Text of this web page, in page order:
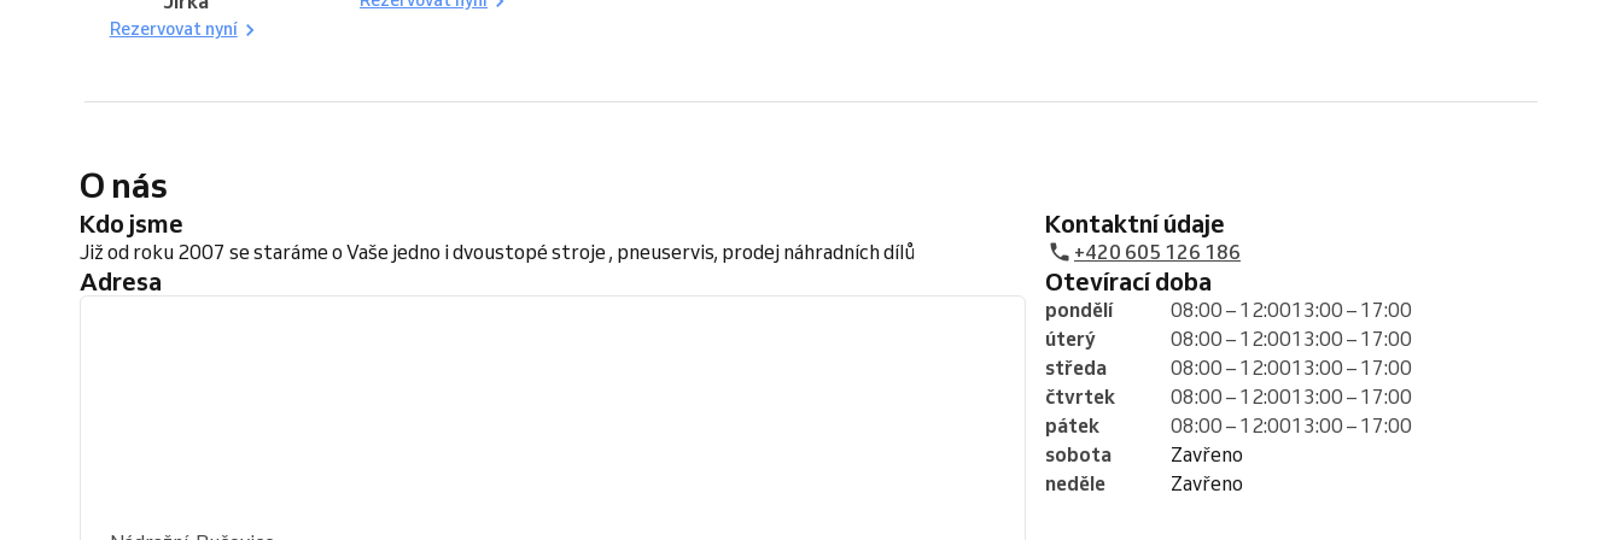
Rezervovat nyní
O nás
Kdo jsme
Již od roku 2007 se staráme o Vaše jedno i dvoustopé stroje , pneuservis, prodej náhradních dílů
Adresa
Kontaktní údaje
+420 605 126 186
Otevírací doba
pondělí 08:00 – 12:0013:00 – 17:00
úterý
08:00 – 12:0013:00 – 17:00
středa
08:00 – 12:0013:00 – 17:00
čtvrtek
08:00 – 12:0013:00 – 17:00
pátek
08:00 – 12:0013:00 – 17:00
sobota
Zavřeno
neděle
Zavřeno